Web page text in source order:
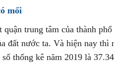
mối
trung tâm của thành
đất nước ta. Và hiện nay
thống kê năm 2019 là